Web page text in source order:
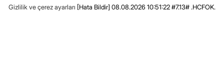
Gizlilik ve çerez ayarları [Hata Bildir] 08.08.2026 10:51:22 #7.13# .HCFOK.